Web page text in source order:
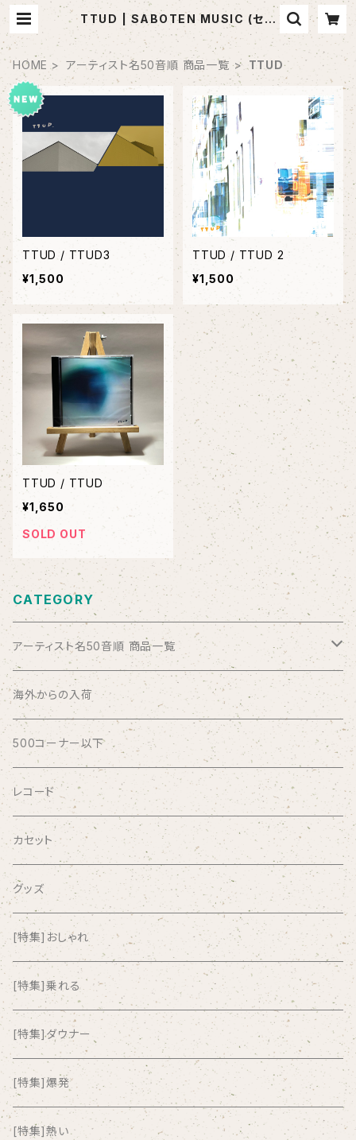
TTUD | SABOTEN MUSIC (セレ
クトCDショップ)
HOME アーティスト名50音順 商品一覧 TTUD
TTUD / TTUD3
¥1,500
TTUD / TTUD 2
¥1,500
TTUD / TTUD
¥1,650
SOLD OUT
CATEGORY
アーティスト名50音順 商品一覧
ABSOLUTE LOSERS
AFRICA
AGU
AIRCRAFT
airlie
AKUTAGAWA FANCLUB
ALKASILKA
all about paradise
ALL ITEM 10 TIMES
Amia Calva
海外からの入荷
500コーナー以下
レコード
カセット
グッズ
[特集]おしゃれ
[特集]乗れる
[特集]ダウナー
[特集]爆発
[特集]熱い